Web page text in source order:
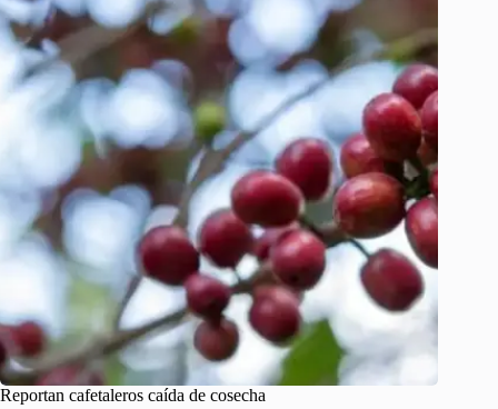
Reportan cafetaleros caída de cosecha